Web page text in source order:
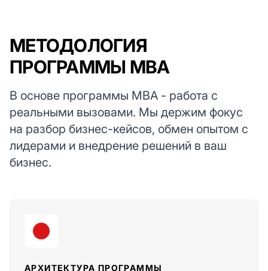
МЕТОДОЛОГИЯ
ПРОГРАММЫ MBA
В основе программы MBA - работа с
реальными вызовами. Мы держим фокус
на разбор бизнес-кейсов, обмен опытом с
лидерами и внедрение решений в ваш
бизнес.
АРХИТЕКТУРА ПРОГРАММЫ